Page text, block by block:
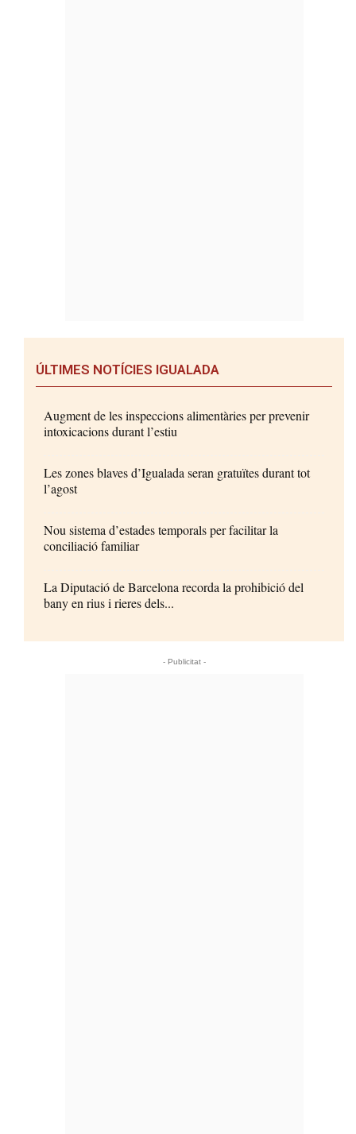
ÚLTIMES NOTÍCIES IGUALADA
Augment de les inspeccions alimentàries per prevenir
intoxicacions durant l’estiu
Les zones blaves d’Igualada seran gratuïtes durant tot
l’agost
Nou sistema d’estades temporals per facilitar la
conciliació familiar
La Diputació de Barcelona recorda la prohibició del
bany en rius i rieres dels...
- Publicitat -